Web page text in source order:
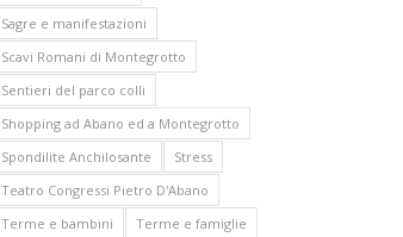
Sagre e manifestazioni
Scavi Romani di Montegrotto
Sentieri del parco colli
Shopping ad Abano ed a Montegrotto
Spondilite Anchilosante
Stress
Teatro Congressi Pietro D'Abano
Terme e bambini
Terme e famiglie